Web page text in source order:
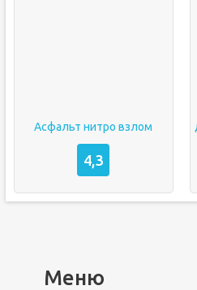
Асфальт нитро взлом
4,3
Меню